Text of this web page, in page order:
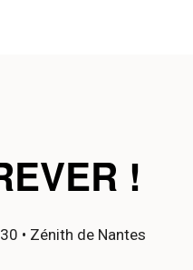
!
• Zénith de Nantes